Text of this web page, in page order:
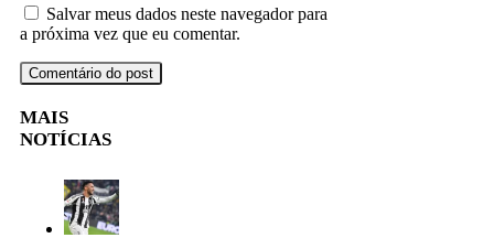
Salvar meus dados neste navegador para
a próxima vez que eu comentar.
MAIS
NOTÍCIAS